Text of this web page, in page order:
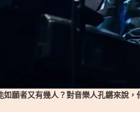
願者又有幾人？對音樂人孔鏘來說，